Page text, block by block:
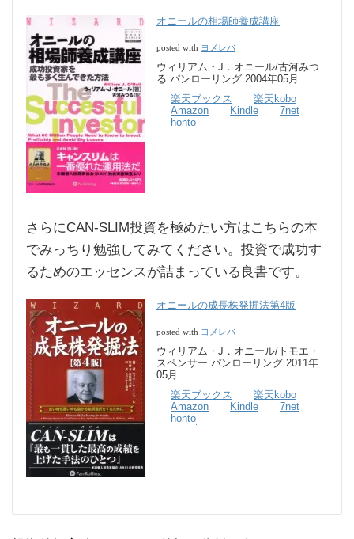
オニールの相場師養成講座
posted with ヨメレバ
ウィリアム・J．オニール/古河みつ
る パンローリング 2004年05月
楽天ブックス
楽天kobo
Amazon
Kindle
7net
honto
さらにCAN-SLIM投資を極めたい方はこちらの本
でみっちり勉強してみてください。投資で成功す
るためのエッセンスが詰まっている良書です。
オニールの成長株発掘法第4版
posted with ヨメレバ
ウィリアム・J．オニール/トモエ・
スペンサー パンローリング 2011年
05月
楽天ブックス
楽天kobo
Amazon
Kindle
7net
honto